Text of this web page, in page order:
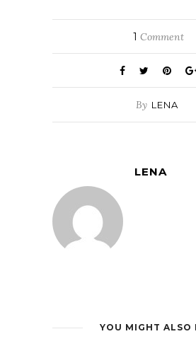
1 Comment
By LENA
LENA
YOU MIGHT ALSO